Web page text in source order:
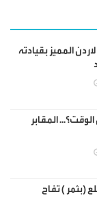
المميز بقيادته
الوقت؟... المقابر
(بثمر ) تفاح